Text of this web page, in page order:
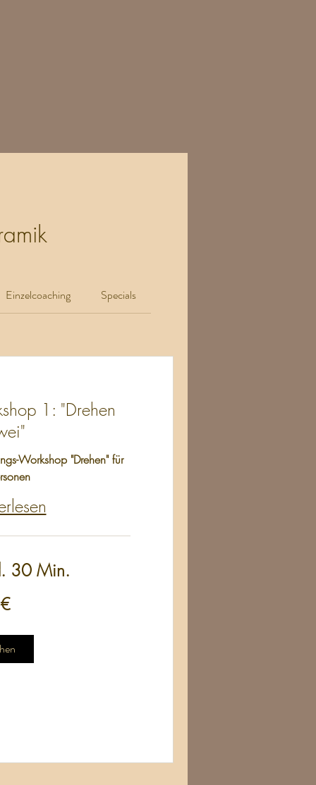
Einzelcoaching Specials
1: "Drehen
Workshop "Drehen" für
30 Min.